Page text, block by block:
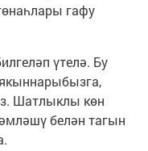
гафу
үтелә. Бу
Шатлыклы көн
белән тагын